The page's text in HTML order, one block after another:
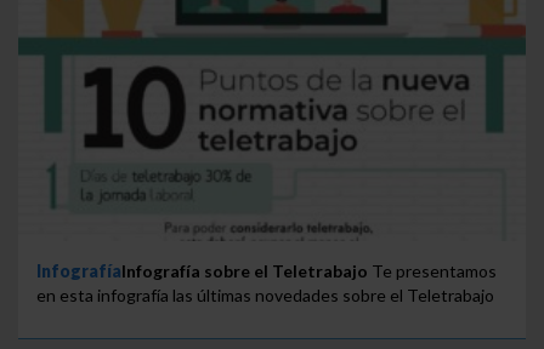
InfografíaInfografía sobre el Teletrabajo Te presentamos
en esta infografía las últimas novedades sobre el Teletrabajo